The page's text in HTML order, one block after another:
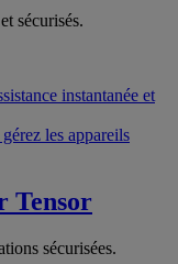
sécurisés.
instantanée et
les appareils
Tensor
sécurisées.